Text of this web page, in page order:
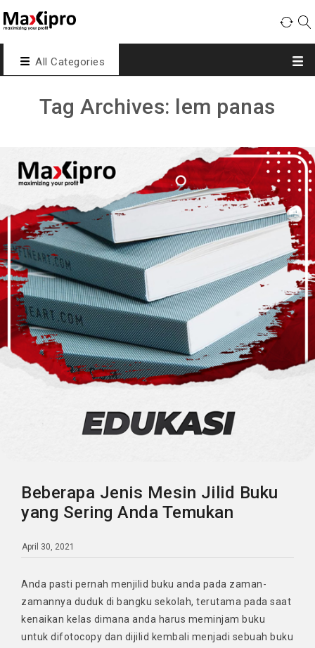
All Categories
Tag Archives: lem panas
Beberapa Jenis Mesin Jilid Buku
yang Sering Anda Temukan
April 30, 2021
Anda pasti pernah menjilid buku anda pada zaman-
zamannya duduk di bangku sekolah, terutama pada saat
kenaikan kelas dimana anda harus meminjam buku
untuk difotocopy dan dijilid kembali menjadi sebuah buku